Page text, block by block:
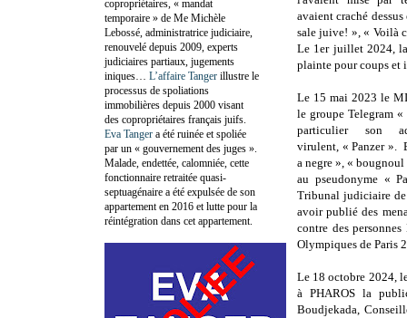
avaient craché
sale juive! », « Voilà
Le 1er juillet 2024,
plainte pour coups et
Le 15 mai 2023 le
le groupe Telegram
particulier son
virulent, « Panzer ».
a negre », «
au pseudonyme «
Tribunal judiciaire
avoir publié des
contre des
Olympiques de Paris
Le 18 octobre 2024,
à PHAROS la
Boudjekada,
copropriétaires, « mandat
temporaire » de Me Michèle
Lebossé, administratrice judiciaire,
renouvelé depuis 2009, experts
judiciaires partiaux, jugements
iniques… L’affaire Tanger illustre le
processus de spoliations
immobilières depuis 2000 visant
des copropriétaires français juifs.
Eva Tanger a été ruinée et spoliée
par un « gouvernement des juges ».
Malade, endettée, calomniée, cette
fonctionnaire retraitée quasi-
septuagénaire a été expulsée de son
appartement en 2016 et lutte pour la
réintégration dans cet appartement.